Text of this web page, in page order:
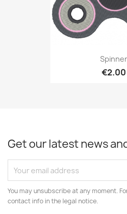
Spinner
€2.00
Get our latest news
You may unsubscribe at any moment.
contact info in the legal notice.